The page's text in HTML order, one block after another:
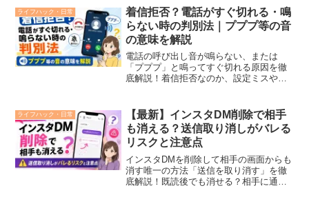
担を軽くする考え方から、幹事に喜ばれ
る返信マナー、5つのFAQまで網羅した完
全ガイドです。
ライフハック・日常
着信拒否？電話がすぐ切れる・鳴
らない時の判別法｜プププ等の音
の意味を解説
電話の呼び出し音が鳴らない、または
「プププ」と鳴ってすぐ切れる原因を徹
底解説！着信拒否なのか、設定ミスや電
る判別表を掲載。不安を解消し、今すぐ
解決するための完全ガイドです。
ライフハック・日常
【最新】インスタDM削除で相手
も消える？送信取り消しがバレる
リスクと注意点
インスタDMを削除して相手の画面からも
消す唯一の方法「送信を取り消す」を徹
底解説！既読後でも消せる？相手に通知